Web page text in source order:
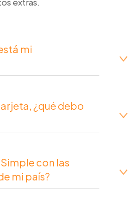
mi
¿qué debo
con las
mi país?